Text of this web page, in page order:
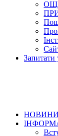
Запитати
НОВИНИ